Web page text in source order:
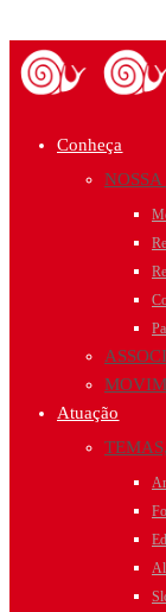
Conheça
Atuação